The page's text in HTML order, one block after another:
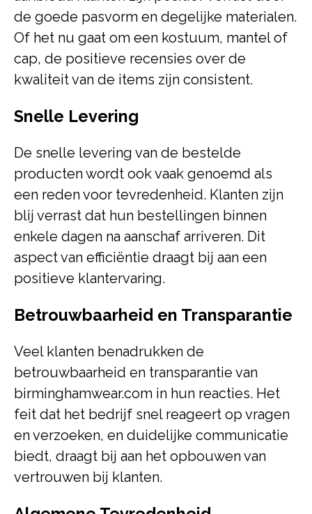
de goede pasvorm en degelijke materialen.
Of het nu gaat om een kostuum, mantel of
cap, de positieve recensies over de
kwaliteit van de items zijn consistent.
Snelle Levering
De snelle levering van de bestelde
producten wordt ook vaak genoemd als
een reden voor tevredenheid. Klanten zijn
blij verrast dat hun bestellingen binnen
enkele dagen na aanschaf arriveren. Dit
aspect van efficiëntie draagt bij aan een
positieve klantervaring.
Betrouwbaarheid en Transparantie
Veel klanten benadrukken de
betrouwbaarheid en transparantie van
birminghamwear.com in hun reacties. Het
feit dat het bedrijf snel reageert op vragen
en verzoeken, en duidelijke communicatie
biedt, draagt bij aan het opbouwen van
vertrouwen bij klanten.